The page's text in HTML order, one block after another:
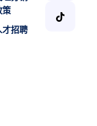
策
才招聘